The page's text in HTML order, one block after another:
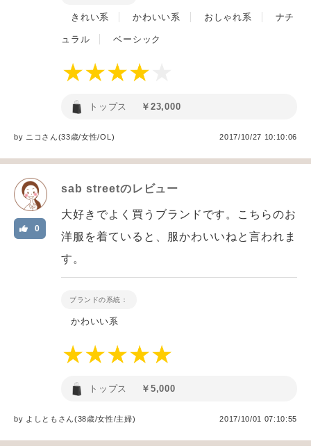
きれい系 かわいい系 おしゃれ系 ナチ
ュラル ベーシック
トップス ￥23,000
by ニコ さん(33歳/女性/OL ) 2017/10/27 10:10:06
sab streetのレビュー
0
大好きでよく買うブランドです。こちらのお
洋服を着ていると、服かわいいねと言われま
す。
ブランドの系統：
かわいい系
トップス ￥5,000
by よしとも さん(38歳/女性/主婦) 2017/10/01 07:10:55